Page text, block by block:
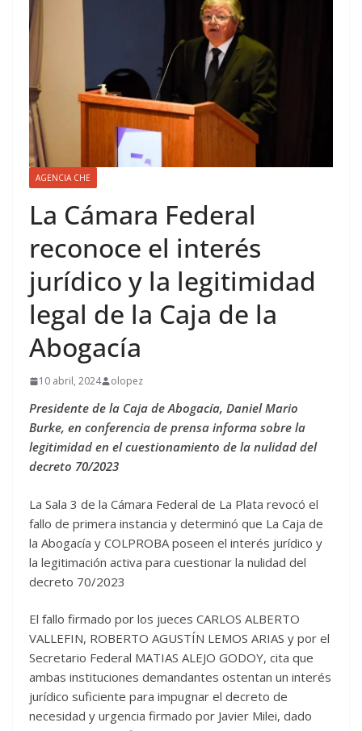
AGENCIA CHE
La Cámara Federal
reconoce el interés
jurídico y la legitimidad
legal de la Caja de la
Abogacía
10 abril, 2024 olopez
Presidente de la Caja de Abogacía, Daniel Mario
Burke, en conferencia de prensa informa sobre la
legitimidad en el cuestionamiento de la nulidad del
decreto 70/2023
La Sala 3 de la Cámara Federal de La Plata revocó el
fallo de primera instancia y determinó que La Caja de
la Abogacía y COLPROBA poseen el interés jurídico y
la legitimación activa para cuestionar la nulidad del
decreto 70/2023
El fallo firmado por los jueces CARLOS ALBERTO
VALLEFIN, ROBERTO AGUSTÍN LEMOS ARIAS y por el
Secretario Federal MATIAS ALEJO GODOY, cita que
ambas instituciones demandantes ostentan un interés
jurídico suficiente para impugnar el decreto de
necesidad y urgencia firmado por Javier Milei, dado